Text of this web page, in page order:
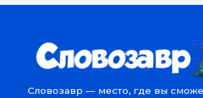
Словозавр — место, где вы